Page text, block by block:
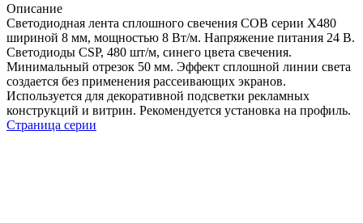
Описание
Светодиодная лента сплошного свечения COB серии X480
шириной 8 мм, мощностью 8 Вт/м. Напряжение питания 24 В.
Светодиоды CSP, 480 шт/м, синего цвета свечения.
Минимальный отрезок 50 мм. Эффект сплошной линии света
создается без применения рассеивающих экранов.
Используется для декоративной подсветки рекламных
конструкций и витрин. Рекомендуется установка на профиль.
Страница серии